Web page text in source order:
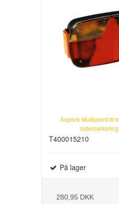
Aspöck Multipoint III
T400015210
På lager
280,95 DKK